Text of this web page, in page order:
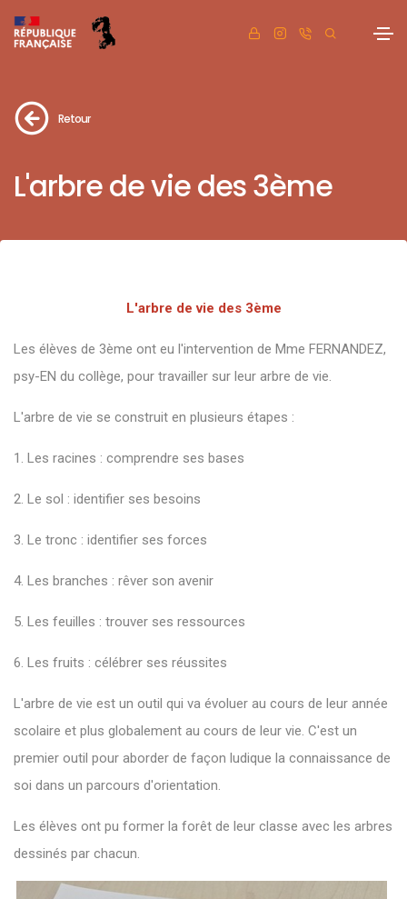
Retour
L'arbre de vie des 3ème
L'arbre de vie des 3ème
Les élèves de 3ème ont eu l'intervention de Mme FERNANDEZ,
psy-EN du collège, pour travailler sur leur arbre de vie.
L'arbre de vie se construit en plusieurs étapes :
1. Les racines : comprendre ses bases
2. Le sol : identifier ses besoins
3. Le tronc : identifier ses forces
4. Les branches : rêver son avenir
5. Les feuilles : trouver ses ressources
6. Les fruits : célébrer ses réussites
L'arbre de vie est un outil qui va évoluer au cours de leur année
scolaire et plus globalement au cours de leur vie. C'est un
premier outil pour aborder de façon ludique la connaissance de
soi dans un parcours d'orientation.
Les élèves ont pu former la forêt de leur classe avec les arbres
dessinés par chacun.